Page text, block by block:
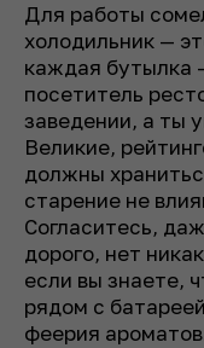
Для работы
холодильник —
каждая бутылка
посетитель
заведении, а ты
Великие,
должны
старение не
Согласитесь,
дорого, нет
если вы знаете,
рядом с
феерия